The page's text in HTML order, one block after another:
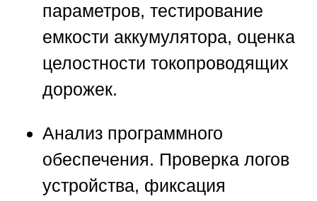
параметров, тестирование
емкости аккумулятора, оценка
целостности токопроводящих
дорожек.
Анализ программного
обеспечения. Проверка логов
устройства, фиксация